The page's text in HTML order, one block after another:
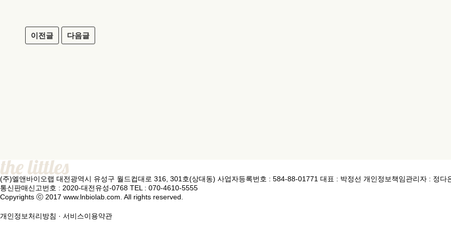
이전글 다음글
(주)엘앤바이오랩 대전광역시 유성구 월드컵대로 316, 301호(상대동) 사업자등록번호 : 584-88-01771 대표 : 박정선 개인정보책임관리자 : 정다
통신판매신고번호 : 2020-대전유성-0768 TEL : 070-4610-5555
Copyrights ⓒ 2017 www.lnbiolab.com. All rights reserved.
개인정보처리방침 · 서비스이용약관